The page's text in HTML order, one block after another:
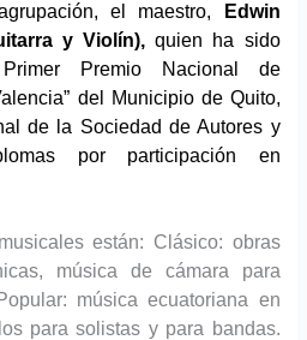
el maestro,
Edwin
y Violín),quien ha sido
Primer Premio Nacional de
del Municipio de Quito,
de la Sociedad de Autores y
por participación en
están: Clásico: obras
música de cámara para
música ecuatoriana en
para solistas y para bandas.